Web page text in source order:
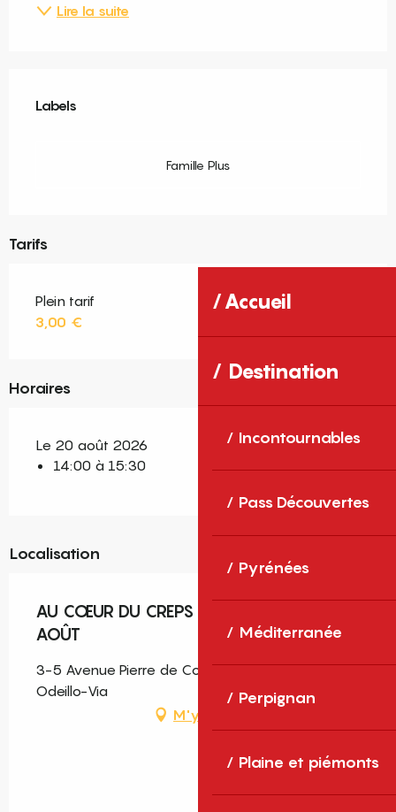
Accueil
Destination
Incontournables
Pass Découvertes
Pyrénées
Méditerranée
Perpignan
Plaine et piémonts
Lire la suite
Labels
Labels
Famille Plus
Tarifs
Plein tarif
3,00 €
Horaires
Le 20 août 2026
14:00 à 15:30
Localisation
AU CŒUR DU CREPS CNEA - JEUDI 20
AOÛT
3-5 Avenue Pierre de Coubertin, Font-Romeu-
Odeillo-Via
M'y rendre